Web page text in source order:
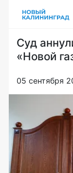
Суд
«Новой
05 сентября